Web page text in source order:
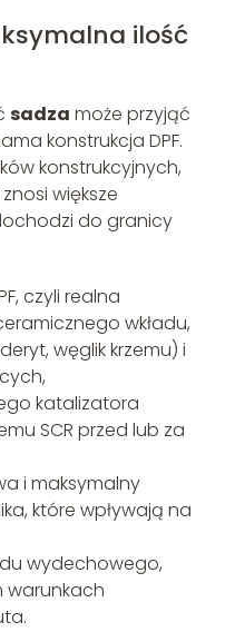
ilość
sadza może przyjąć
konstrukcja DPF.
konstrukcyjnych,
większe
do granicy
czyli realna
wkładu,
węglik krzemu) i
katalizatora
SCR przed lub za
i maksymalny
które wpływają na
wydechowego,
warunkach